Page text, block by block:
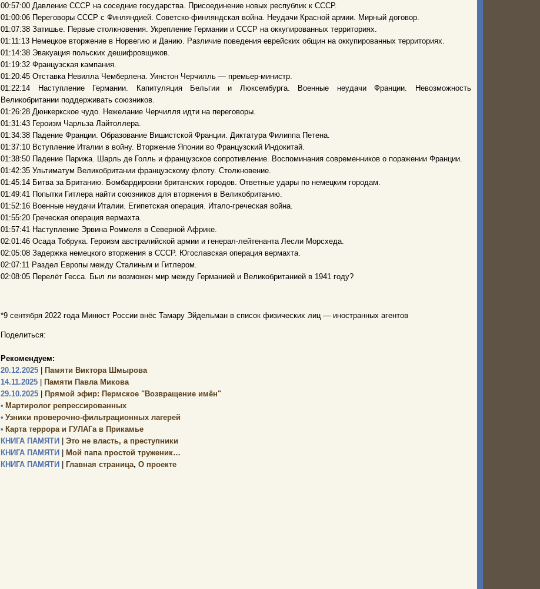
00:57:00 Давление СССР на соседние государства. Присоединение новых республик к СССР.
01:00:06 Переговоры СССР с Финляндией. Советско-финляндская война. Неудачи Красной армии. Мирный договор.
01:07:38 Затишье. Первые столкновения. Укрепление Германии и СССР на оккупированных территориях.
01:11:13 Немецкое вторжение в Норвегию и Данию. Различие поведения еврейских общин на оккупированных территориях.
01:14:38 Эвакуация польских дешифровщиков.
01:19:32 Французская кампания.
01:20:45 Отставка Невилла Чемберлена. Уинстон Черчилль — премьер-министр.
01:22:14 Наступление Германии. Капитуляция Бельгии и Люксембурга. Военные неудачи Франции. Невозможность
Великобритании поддерживать союзников.
01:26:28 Дюнкеркское чудо. Нежелание Черчилля идти на переговоры.
01:31:43 Героизм Чарльза Лайтоллера.
01:34:38 Падение Франции. Образование Вишистской Франции. Диктатура Филиппа Петена.
01:37:10 Вступление Италии в войну. Вторжение Японии во Французский Индокитай.
01:38:50 Падение Парижа. Шарль де Голль и французское сопротивление. Воспоминания современников о поражении Франции.
01:42:35 Ультиматум Великобритании французскому флоту. Столкновение.
01:45:14 Битва за Британию. Бомбардировки британских городов. Ответные удары по немецким городам.
01:49:41 Попытки Гитлера найти союзников для вторжения в Великобританию.
01:52:16 Военные неудачи Италии. Египетская операция. Итало-греческая война.
01:55:20 Греческая операция вермахта.
01:57:41 Наступление Эрвина Роммеля в Северной Африке.
02:01:46 Осада Тобрука. Героизм австралийской армии и генерал-лейтенанта Лесли Морсхеда.
02:05:08 Задержка немецкого вторжения в СССР. Югославская операция вермахта.
02:07:11 Раздел Европы между Сталиным и Гитлером.
02:08:05 Перелёт Гесса. Был ли возможен мир между Германией и Великобританией в 1941 году?
*9 сентября 2022 года Минюст России внёс Тамару Эйдельман в список физических лиц — иностранных агентов
Поделиться:
Рекомендуем:
20.12.2025
Памяти Виктора Шмырова
14.11.2025
Памяти Павла Микова
29.10.2025
Прямой эфир: Пермское "Возвращение имён"
• Мартиролог репрессированных
• Узники проверочно-фильтрационных лагерей
• Карта террора и ГУЛАГа в Прикамье
КНИГА ПАМЯТИ
Это не власть, а преступники
КНИГА ПАМЯТИ
Мой папа простой труженик…
КНИГА ПАМЯТИ
Главная страница, О проекте